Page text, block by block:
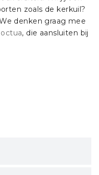
zoals de kerkuil?
denken graag mee
, die aansluiten bij